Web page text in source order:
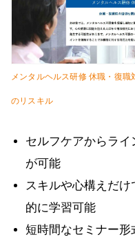
メンタルヘルス研修 休職・復
のリスキル
セルフケアからラ
が可能
スキルや心構えだ
的に学習可能
短時間なセミナー